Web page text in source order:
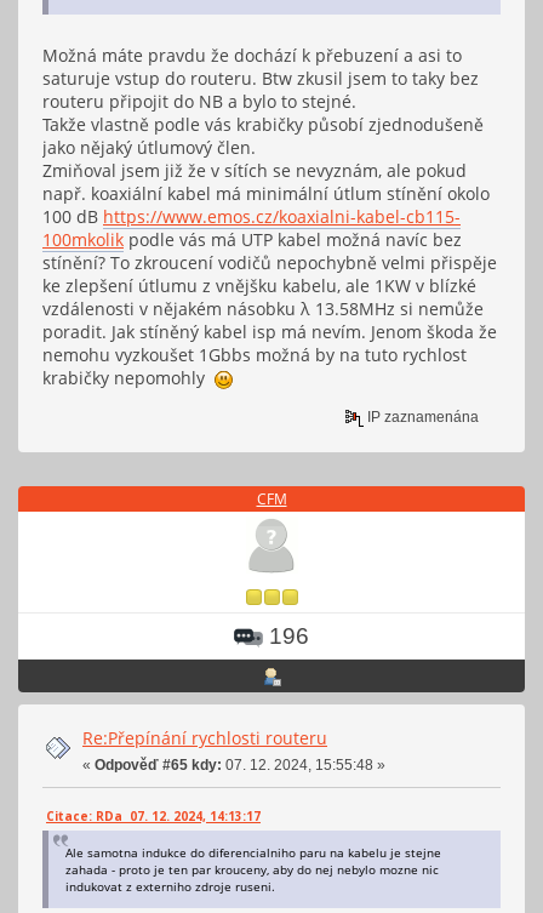
Možná máte pravdu že dochází k přebuzení a asi to
saturuje vstup do routeru. Btw zkusil jsem to taky bez
routeru připojit do NB a bylo to stejné.
Takže vlastně podle vás krabičky působí zjednodušeně
jako nějaký útlumový člen.
Zmiňoval jsem již že v sítích se nevyznám, ale pokud
např. koaxiální kabel má minimální útlum stínění okolo
100 dB https://www.emos.cz/koaxialni-kabel-cb115-
100mkolik podle vás má UTP kabel možná navíc bez
stínění? To zkroucení vodičů nepochybně velmi přispěje
ke zlepšení útlumu z vnějšku kabelu, ale 1KW v blízké
vzdálenosti v nějakém násobku λ 13.58MHz si nemůže
poradit. Jak stíněný kabel isp má nevím. Jenom škoda že
nemohu vyzkoušet 1Gbbs možná by na tuto rychlost
krabičky nepomohly
IP zaznamenána
CFM
196
Re:Přepínání rychlosti routeru
« Odpověď #65 kdy: 07. 12. 2024, 15:55:48 »
Citace: RDa 07. 12. 2024, 14:13:17
Ale samotna indukce do diferencialniho paru na kabelu je stejne
zahada - proto je ten par krouceny, aby do nej nebylo mozne nic
indukovat z externiho zdroje ruseni.